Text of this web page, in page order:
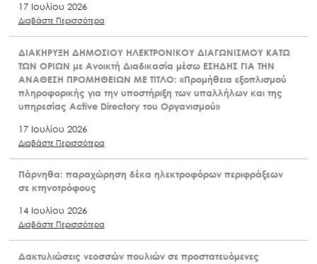
17 Ιουλίου 2026
Διαβάστε Περισσότερα
ΔΙΑΚΗΡΥΞΗ ΔΗΜΟΣΙΟΥ ΗΛΕΚΤΡΟΝΙΚΟΥ ΔΙΑΓΩΝΙΣΜΟΥ ΚΑΤΩ
ΤΩΝ ΟΡΙΩΝ με Ανοικτή Διαδικασία μέσω ΕΣΗΔΗΣ ΓΙΑ ΤΗΝ
ΑΝΑΘΕΣΗ ΠΡΟΜΗΘΕΙΩΝ ΜΕ ΤΙΤΛΟ: «Προμήθεια εξοπλισμού
πληροφορικής για την υποστήριξη των υπαλλήλων και της
υπηρεσίας Active Directory του Οργανισμού»
17 Ιουλίου 2026
Διαβάστε Περισσότερα
Πάρνηθα: παραχώρηση δέκα ηλεκτροφόρων περιφράξεων
σε κτηνοτρόφους
14 Ιουλίου 2026
Διαβάστε Περισσότερα
Δακτυλιώσεις νεοσσών πουλιών σε προστατευόμενες